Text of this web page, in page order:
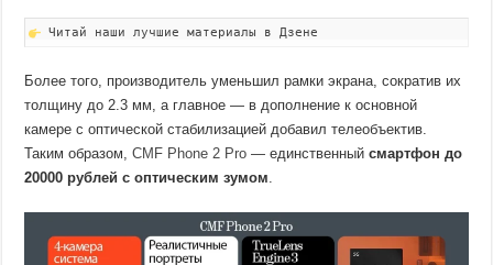
Читай наши лучшие материалы в Дзене
Более того, производитель уменьшил рамки экрана, сократив их
толщину до 2.3 мм, а главное — в дополнение к основной
камере с оптической стабилизацией добавил телеобъектив.
Таким образом,CMF Phone 2 Pro — единственныйсмартфон до
20000 рублей с оптическим зумом.